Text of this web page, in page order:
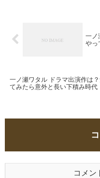
一ノ
やっ
一ノ瀬ワタル ドラマ出演作は
てみたら意外と長い下積み時代
コメン